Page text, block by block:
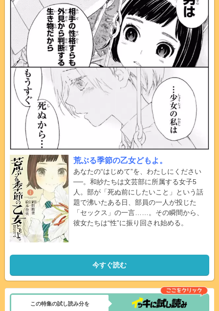
荒ぶる季節の乙女どもよ。
あなたの“はじめて”を、わたしにください
──。和紗たちは文芸部に所属する女子5
人。部が「死ぬ前にしたいこと」という話
題で沸いたある日、部員の一人が投じた
「セックス」の一言……。その瞬間から、
彼女たちは“性”に振り回され始める。
今すぐ読む
この特集の試し読み分を